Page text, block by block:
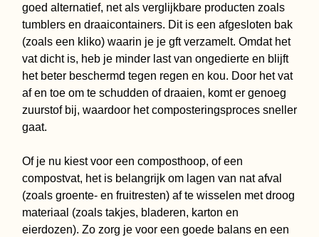
goed alternatief, net als verglijkbare producten zoals
tumblers en draaicontainers. Dit is een afgesloten bak
(zoals een kliko) waarin je je gft verzamelt. Omdat het
vat dicht is, heb je minder last van ongedierte en blijft
het beter beschermd tegen regen en kou. Door het vat
af en toe om te schudden of draaien, komt er genoeg
zuurstof bij, waardoor het composteringsproces sneller
gaat.
Of je nu kiest voor een composthoop, of een
compostvat, het is belangrijk om lagen van nat afval
(zoals groente- en fruitresten) af te wisselen met droog
materiaal (zoals takjes, bladeren, karton en
eierdozen). Zo zorg je voor een goede balans en een